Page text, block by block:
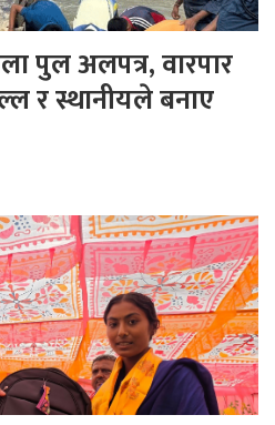
पुल अलपत्र, वारपार
र स्थानीयले बनाए